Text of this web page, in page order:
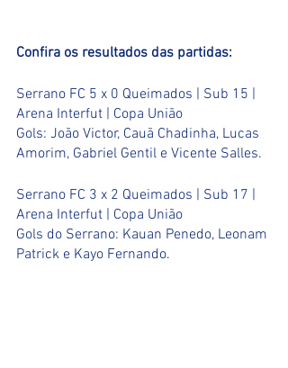
Confira os resultados das partidas:
Serrano FC 5 x 0 Queimados | Sub 15 |
Arena Interfut | Copa União
Gols: João Victor, Cauã Chadinha, Lucas
Amorim, Gabriel Gentil e Vicente Salles.
Serrano FC 3 x 2 Queimados | Sub 17 |
Arena Interfut | Copa União
Gols do Serrano: Kauan Penedo, Leonam
Patrick e Kayo Fernando.